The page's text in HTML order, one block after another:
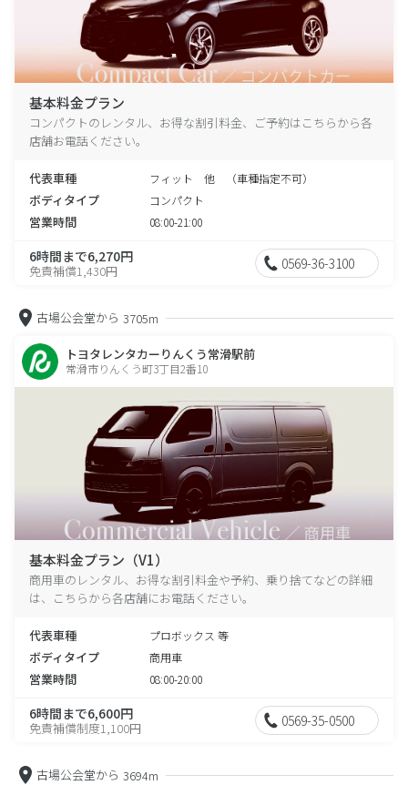
基本料金プラン
コンパクトのレンタル、お得な割引料金、ご予約はこちらから各
店舗お電話ください。
代表車種 フィット 他 （車種指定不可）
ボディタイプ コンパクト
営業時間 08:00-21:00
6時間まで6,270円
免責補償1,430円 0569-36-3100
古場公会堂から 3705m
トヨタレンタカーりんくう常滑駅前
常滑市りんくう町3丁目2番10
基本料金プラン（V1）
商用車のレンタル、お得な割引料金や予約、乗り捨てなどの詳細
は、こちらから各店舗にお電話ください。
代表車種 プロボックス 等
ボディタイプ 商用車
営業時間 08:00-20:00
6時間まで6,600円
免責補償制度1,100円 0569-35-0500
古場公会堂から 3694m